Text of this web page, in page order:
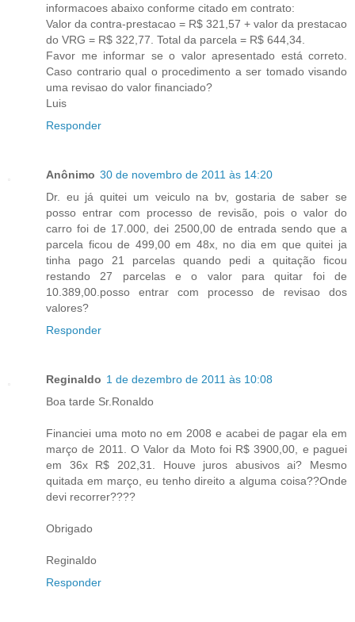
informacoes abaixo conforme citado em contrato:
Valor da contra-prestacao = R$ 321,57 + valor da prestacao
do VRG = R$ 322,77. Total da parcela = R$ 644,34.
Favor me informar se o valor apresentado está correto.
Caso contrario qual o procedimento a ser tomado visando
uma revisao do valor financiado?
Luis
Responder
Anônimo 30 de novembro de 2011 às 14:20
Dr. eu já quitei um veiculo na bv, gostaria de saber se
posso entrar com processo de revisão, pois o valor do
carro foi de 17.000, dei 2500,00 de entrada sendo que a
parcela ficou de 499,00 em 48x, no dia em que quitei ja
tinha pago 21 parcelas quando pedi a quitação ficou
restando 27 parcelas e o valor para quitar foi de
10.389,00.posso entrar com processo de revisao dos
valores?
Responder
Reginaldo 1 de dezembro de 2011 às 10:08
Boa tarde Sr.Ronaldo
Financiei uma moto no em 2008 e acabei de pagar ela em
março de 2011. O Valor da Moto foi R$ 3900,00, e paguei
em 36x R$ 202,31. Houve juros abusivos ai? Mesmo
quitada em março, eu tenho direito a alguma coisa??Onde
devi recorrer????
Obrigado
Reginaldo
Responder